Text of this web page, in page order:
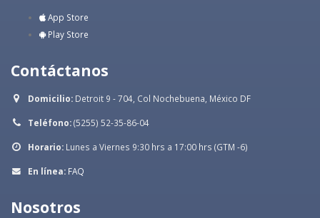
App Store
Play Store
Contáctanos
Domicilio: Detroit 9 - 704, Col Nochebuena, México DF
Teléfono:(5255) 52-35-86-04
Horario: Lunes a Viernes 9:30 hrs a 17:00 hrs (GTM -6)
En línea: FAQ
Nosotros